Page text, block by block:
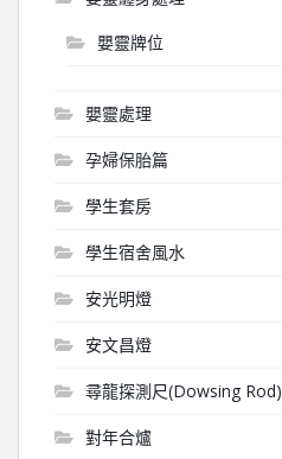
嬰靈牌位
嬰靈處理
孕婦保胎篇
學生套房
學生宿舍風水
安光明燈
安文昌燈
尋龍探測尺(Dowsing Rod)
對年合爐